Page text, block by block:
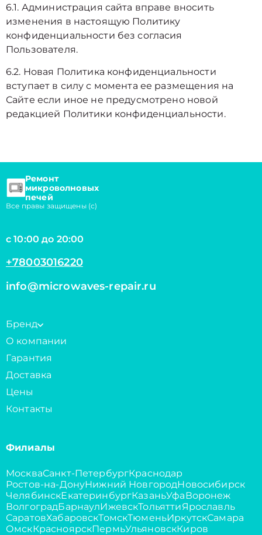
6.1. Администрация сайта вправе вносить
изменения в настоящую Политику
конфиденциальности без согласия
Пользователя.
6.2. Новая Политика конфиденциальности
вступает в силу с момента ее размещения на
Сайте если иное не предусмотрено новой
редакцией Политики конфиденциальности.
Ремонт
микроволновых
печей
Все правы защищены (с)
с 10:00 до 20:00
+78003016220
info@microwaves-repair.ru
Бренд
О компании
Гарантия
Доставка
Цены
Контакты
Филиалы
МоскваСанкт-ПетербургКраснодар
Ростов-на-ДонуНижний НовгородНовосибирск
ЧелябинскЕкатеринбургКазаньУфаВоронеж
ВолгоградБарнаулИжевскТольяттиЯрославль
СаратовХабаровскТомскТюменьИркутскСамара
ОмскКрасноярскПермьУльяновскКиров